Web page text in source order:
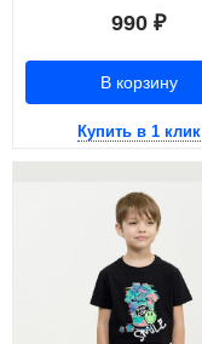
990 ₽
В корзину
Купить в 1 клик